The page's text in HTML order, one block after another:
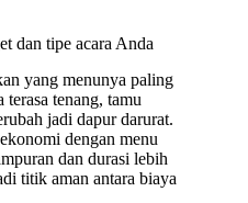
dan tipe acara Anda
yang menunya paling
tenang, tamu
jadi dapur darurat.
dengan menu
dan durasi lebih
titik aman antara biaya